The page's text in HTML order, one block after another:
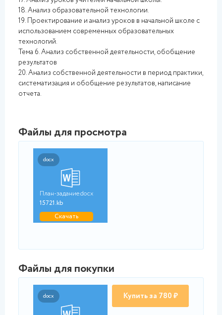
18. Анализ образовательной технологии.
19. Проектирование и анализ уроков в начальной школе с
использованием современных образовательных
технологий.
Тема 6. Анализ собственной деятельности, обобщение
результатов
20. Анализ собственной деятельности в период практики,
систематизация и обобщение результатов, написание
отчета.
Файлы для просмотра
docx
План-задание.docx
15721.kb
Скачать
Файлы для покупки
docx Купить за 780 ₽